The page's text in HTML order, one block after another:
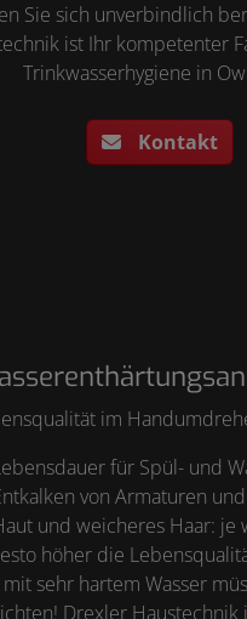
Sie sich unverbindlich
ist Ihr kompetenter
Trinkwasserhygiene in
Kontakt
im
für Spül- und
von Armaturen
und weicheres Haar: je
höher die
sehr hartem Wasser
Drexler Haustechnik